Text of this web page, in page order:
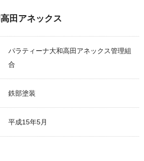
田アネックス
パラティーナ大和高田アネックス管理組
合
鉄部塗装
平成15年5月